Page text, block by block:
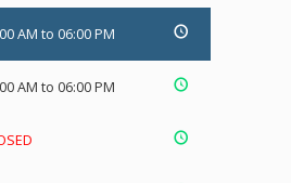
AM to 06:00 PM
AM to 06:00 PM